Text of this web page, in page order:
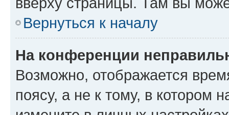
Вернуться к началу
На конференции
Возможно, отображается
поясу, а не к тому, в котором